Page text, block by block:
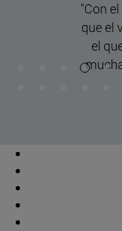
"Con
que el
el